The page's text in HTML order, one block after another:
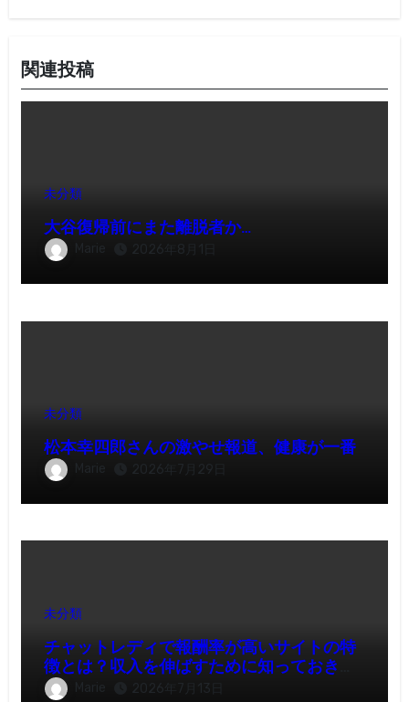
関連投稿
未分類
大谷復帰前にまた離脱者か…
Marie 2026年8月1日
未分類
松本幸四郎さんの激やせ報道、健康が一番
Marie 2026年7月29日
未分類
チャットレディで報酬率が高いサイトの特
徴とは？収入を伸ばすために知っておきた
いポイント
Marie 2026年7月13日